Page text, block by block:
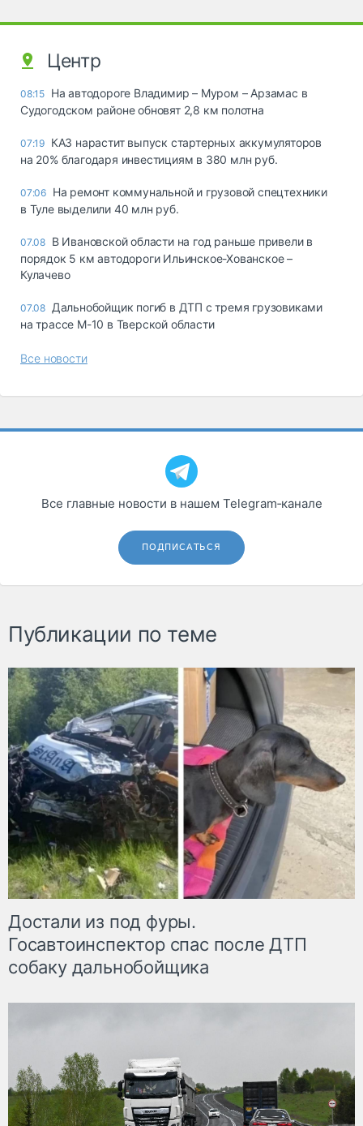
Центр
08:15 На автодороге Владимир – Муром – Арзамас в
Судогодском районе обновят 2,8 км полотна
07:19 КАЗ нарастит выпуск стартерных аккумуляторов
на 20% благодаря инвестициям в 380 млн руб.
07:06 На ремонт коммунальной и грузовой спецтехники
в Туле выделили 40 млн руб.
07.08 В Ивановской области на год раньше привели в
порядок 5 км автодороги Ильинское-Хованское –
Кулачево
07.08 Дальнобойщик погиб в ДТП с тремя грузовиками
на трассе М-10 в Тверской области
Все новости
Все главные новости в нашем Telegram‑канале
ПОДПИСАТЬСЯ
Публикации по теме
Достали из под фуры.
Госавтоинспектор спас после ДТП
собаку дальнобойщика